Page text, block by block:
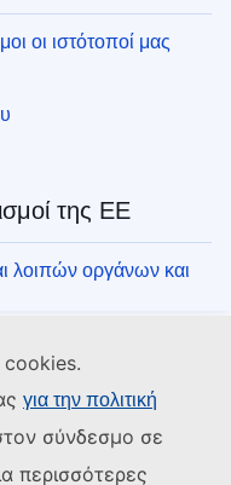
cookies.
για την πολιτική
σύνδεσμο σε
περισσότερες
οι ιστότοποί μας
της ΕΕ
λοιπών οργάνων και